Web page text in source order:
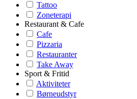
Tattoo
Zoneterapi
Restaurant & Cafe
Cafe
Pizzaria
Restauranter
Take Away
Sport & Fritid
Aktiviteter
Børneudstyr